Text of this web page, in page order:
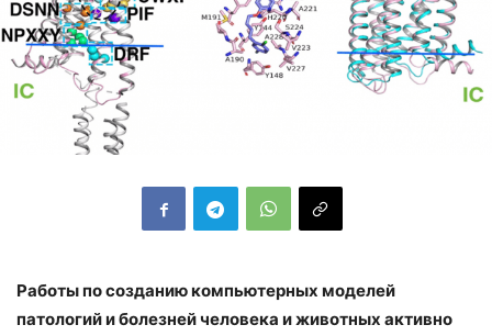
Работы по созданию компьютерных моделей
патологий и болезней человека и животных активно